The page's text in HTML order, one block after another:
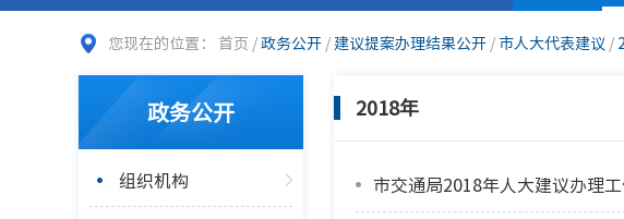
您现在的位置： 首页 /政务公开 / 建议提案办理结果公开 / 市人大代表建议 /
政务公开
组织机构
2018年
市交通局2018年人大建议办理